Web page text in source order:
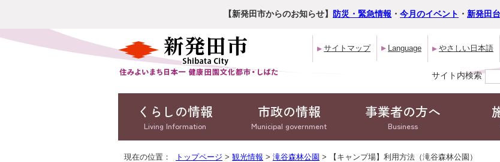
【新発田市からのお知らせ】 防災・緊急情報 ・ 今月のイベント ・ 新発田
サイトマップ Language やさしい日本語
サイト内検索
くらしの情報
Living Information
市政の情報
Municipal government
事業者の方へ
Business
現在の位置： トップページ > 観光情報 > 滝谷森林公園 > 【キャンプ場】利用方法（滝谷森林公園）